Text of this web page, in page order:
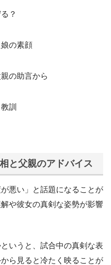
？
の素顔
の助言から
訓
と父親のアドバイス
悪い」と話題になることが
や彼女の真剣な姿勢が影響
いうと、試合中の真剣な表
ら見ると冷たく映ることが